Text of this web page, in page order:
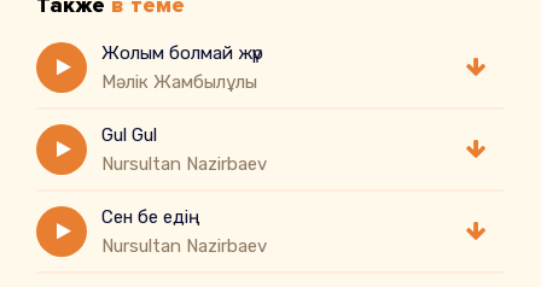
Жолым болмай жүр
Мәлік Жамбылұлы
Gul Gul
Nursultan Nazirbaev
Сен бе едің
Nursultan Nazirbaev